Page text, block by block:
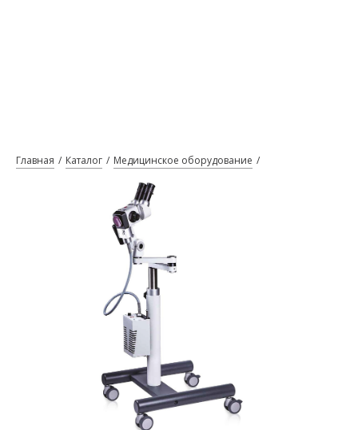
Главная Каталог Медицинское оборудование